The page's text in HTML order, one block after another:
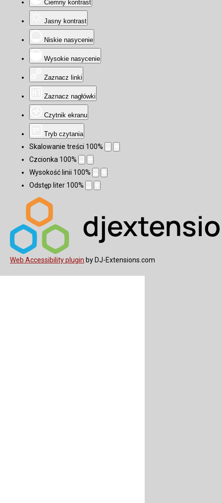
Ciemny kontrast
Jasny kontrast
Niskie nasycenie
Wysokie nasycenie
Zaznacz linki
Zaznacz nagłówki
Czytnik ekranu
Tryb czytania
Skalowanie treści 100%
Czcionka 100%
Wysokość linii 100%
Odstęp liter 100%
Web Accessibility plugin by DJ-Extensions.com